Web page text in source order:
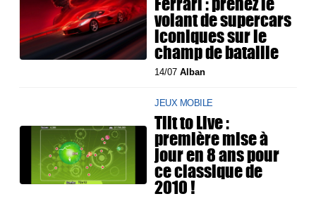
volant de supercars
iconiques sur le
champ de bataille
14/07Alban
JEUX MOBILE
Tilt to Live :
première mise à
jour en 8 ans pour
ce classique de
2010 !